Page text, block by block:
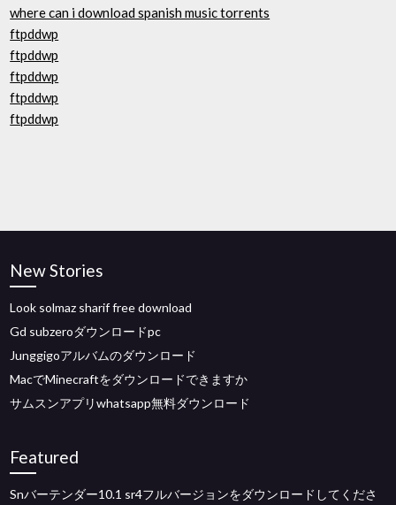
where can i download spanish music torrents
ftpddwp
ftpddwp
ftpddwp
ftpddwp
ftpddwp
New Stories
Look solmaz sharif free download
Gd subzeroダウンロードpc
Junggigoアルバムのダウンロード
MacでMinecraftをダウンロードできますか
サムスンアプリwhatsapp無料ダウンロード
Featured
Snバーテンダー10.1 sr4フルバージョンをダウンロードしてくださ